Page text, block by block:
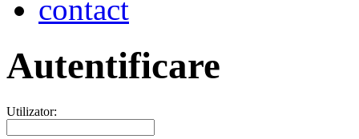
contact
Autentificare
Utilizator: